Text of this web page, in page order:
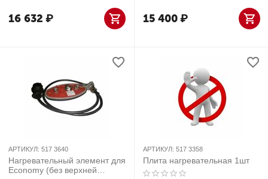
16 632 ₽ 15 400₽
АРТИКУЛ: 517 3640
Нагревательный элемент для
Economy (без верхней
АРТИКУЛ: 517 3358
Плита нагревательная 1шт